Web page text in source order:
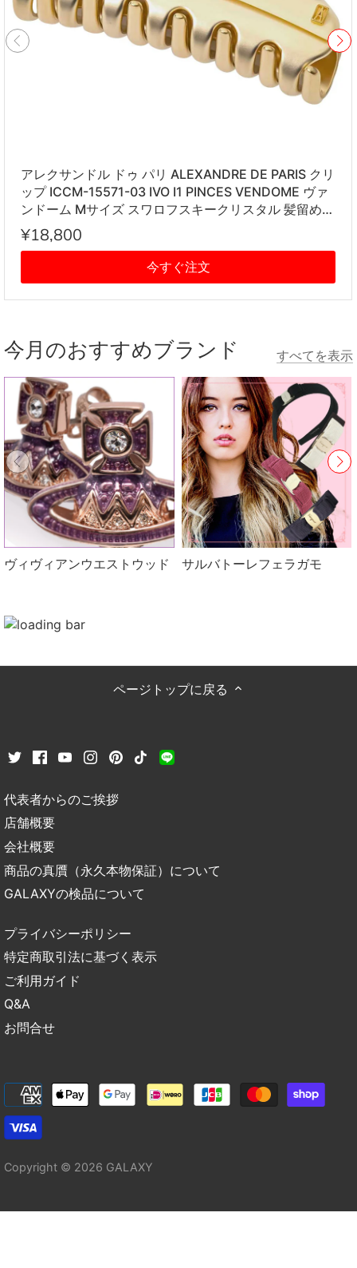
アレクサンドル ドゥ パリ ALEXANDRE DE PARIS クリ
ップ ICCM-15571-03 IVO I1 PINCES VENDOME ヴァ
ンドーム Mサイズ スワロフスキークリスタル 髪留め
レディース アイボリー系
¥18,800
今すぐ注文
今月のおすすめブランド すべてを表示
ヴィヴィアンウエストウッド サルバトーレフェラガモ
ページトップに戻る
代表者からのご挨拶
店舗概要
会社概要
商品の真贋（永久本物保証）について
GALAXYの検品について
プライバシーポリシー
特定商取引法に基づく表示
ご利用ガイド
Q&A
お問合せ
Copyright © 2026 GALAXY